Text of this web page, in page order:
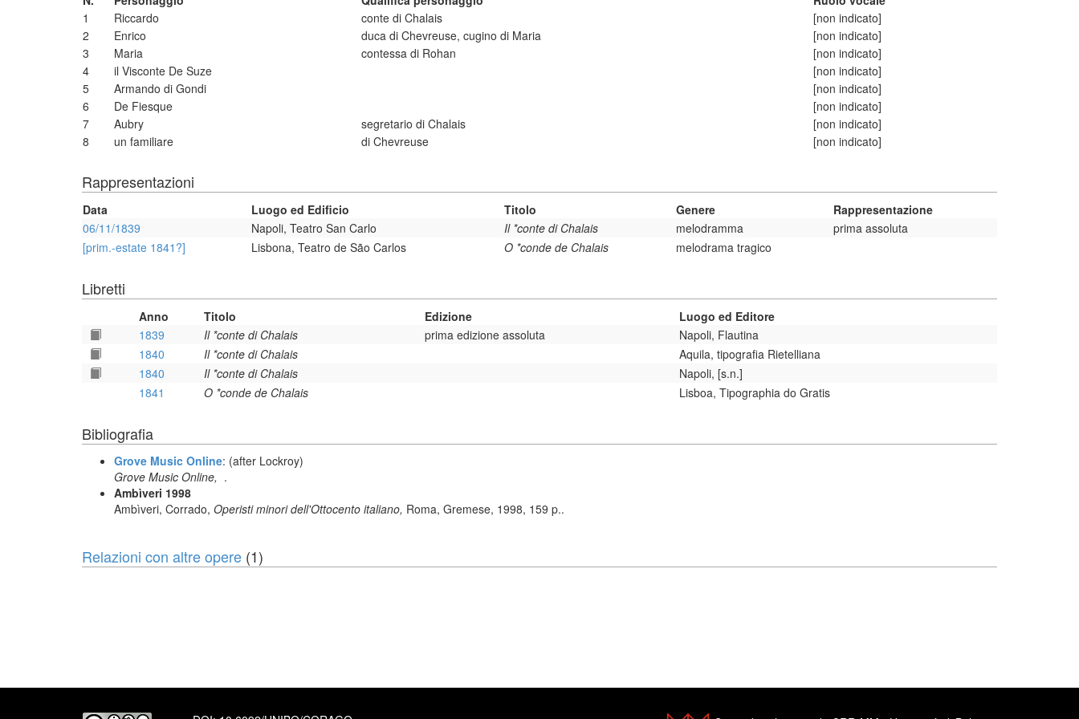
1
Riccardo conte di Chalais
[non indicato]
2
Enrico duca di Chevreuse, cugino di Maria
[non indicato]
3
Maria contessa di Rohan
[non indicato]
4
il Visconte De Suze
[non indicato]
5
Armando di Gondi
[non indicato]
6
De Fiesque
[non indicato]
7
Aubry segretario di Chalais
[non indicato]
8
un familiare di Chevreuse [non indicato]
Rappresentazioni
Data Luogo ed Edificio Titolo Genere
Rappresentazione
06/11/1839
Napoli, Teatro San Carlo Il *conte di Chalais melodramma
prima assoluta
[prim.-estate 1841?]
Lisbona, Teatro de São Carlos O *conde de Chalais melodrama tragico
Libretti
Anno Titolo Edizione
Luogo ed Editore
1839
Il *conte di Chalais prima edizione assoluta
Napoli, Flautina
1840
Il *conte di Chalais
Aquila, tipografia Rietelliana
1840
Il *conte di Chalais
Napoli, [s.n.]
1841
O *conde de Chalais Lisboa, Tipographia do Gratis
Bibliografia
Grove Music Online: (after Lockroy)
Grove Music Online, .
Ambìveri 1998
Ambìveri, Corrado, Operisti minori dell'Ottocento italiano, Roma, Gremese, 1998, 159 p..
Relazioni con altre opere (1)